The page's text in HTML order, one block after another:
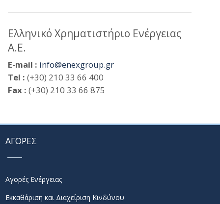
Ελληνικό Χρηματιστήριο Ενέργειας
Α.Ε.
E-mail : info@enexgroup.gr
Tel : (+30) 210 33 66 400
Fax : (+30) 210 33 66 875
ΑΓΟΡΕΣ
Αγορές Ενέργειας
Εκκαθάριση και Διαχείριση Κινδύνου